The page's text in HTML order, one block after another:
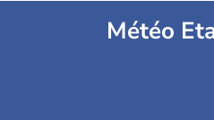
Météo